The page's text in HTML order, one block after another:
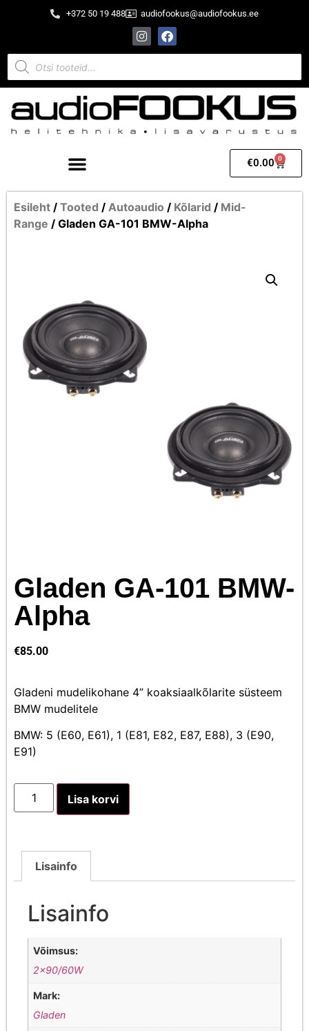
+372 50 19 488 audiofookus@audiofookus.ee
€0.00 0
Esileht / Tooted / Autoaudio / Kõlarid / Mid-
Range / Gladen GA-101 BMW-Alpha
Gladen GA-101 BMW-
Alpha
€85.00
Gladeni mudelikohane 4” koaksiaalkõlarite süsteem
BMW mudelitele
BMW: 5 (E60, E61), 1 (E81, E82, E87, E88), 3 (E90,
E91)
Lisa korvi
Lisainfo
Lisainfo
Võimsus:
2×90/60W
Mark:
Gladen